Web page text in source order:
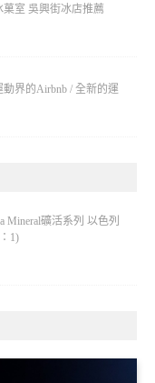
菓室 吳興街冰店推薦
動界的Airbnb / 全新的運
Mineral礦活系列 以色列
1)